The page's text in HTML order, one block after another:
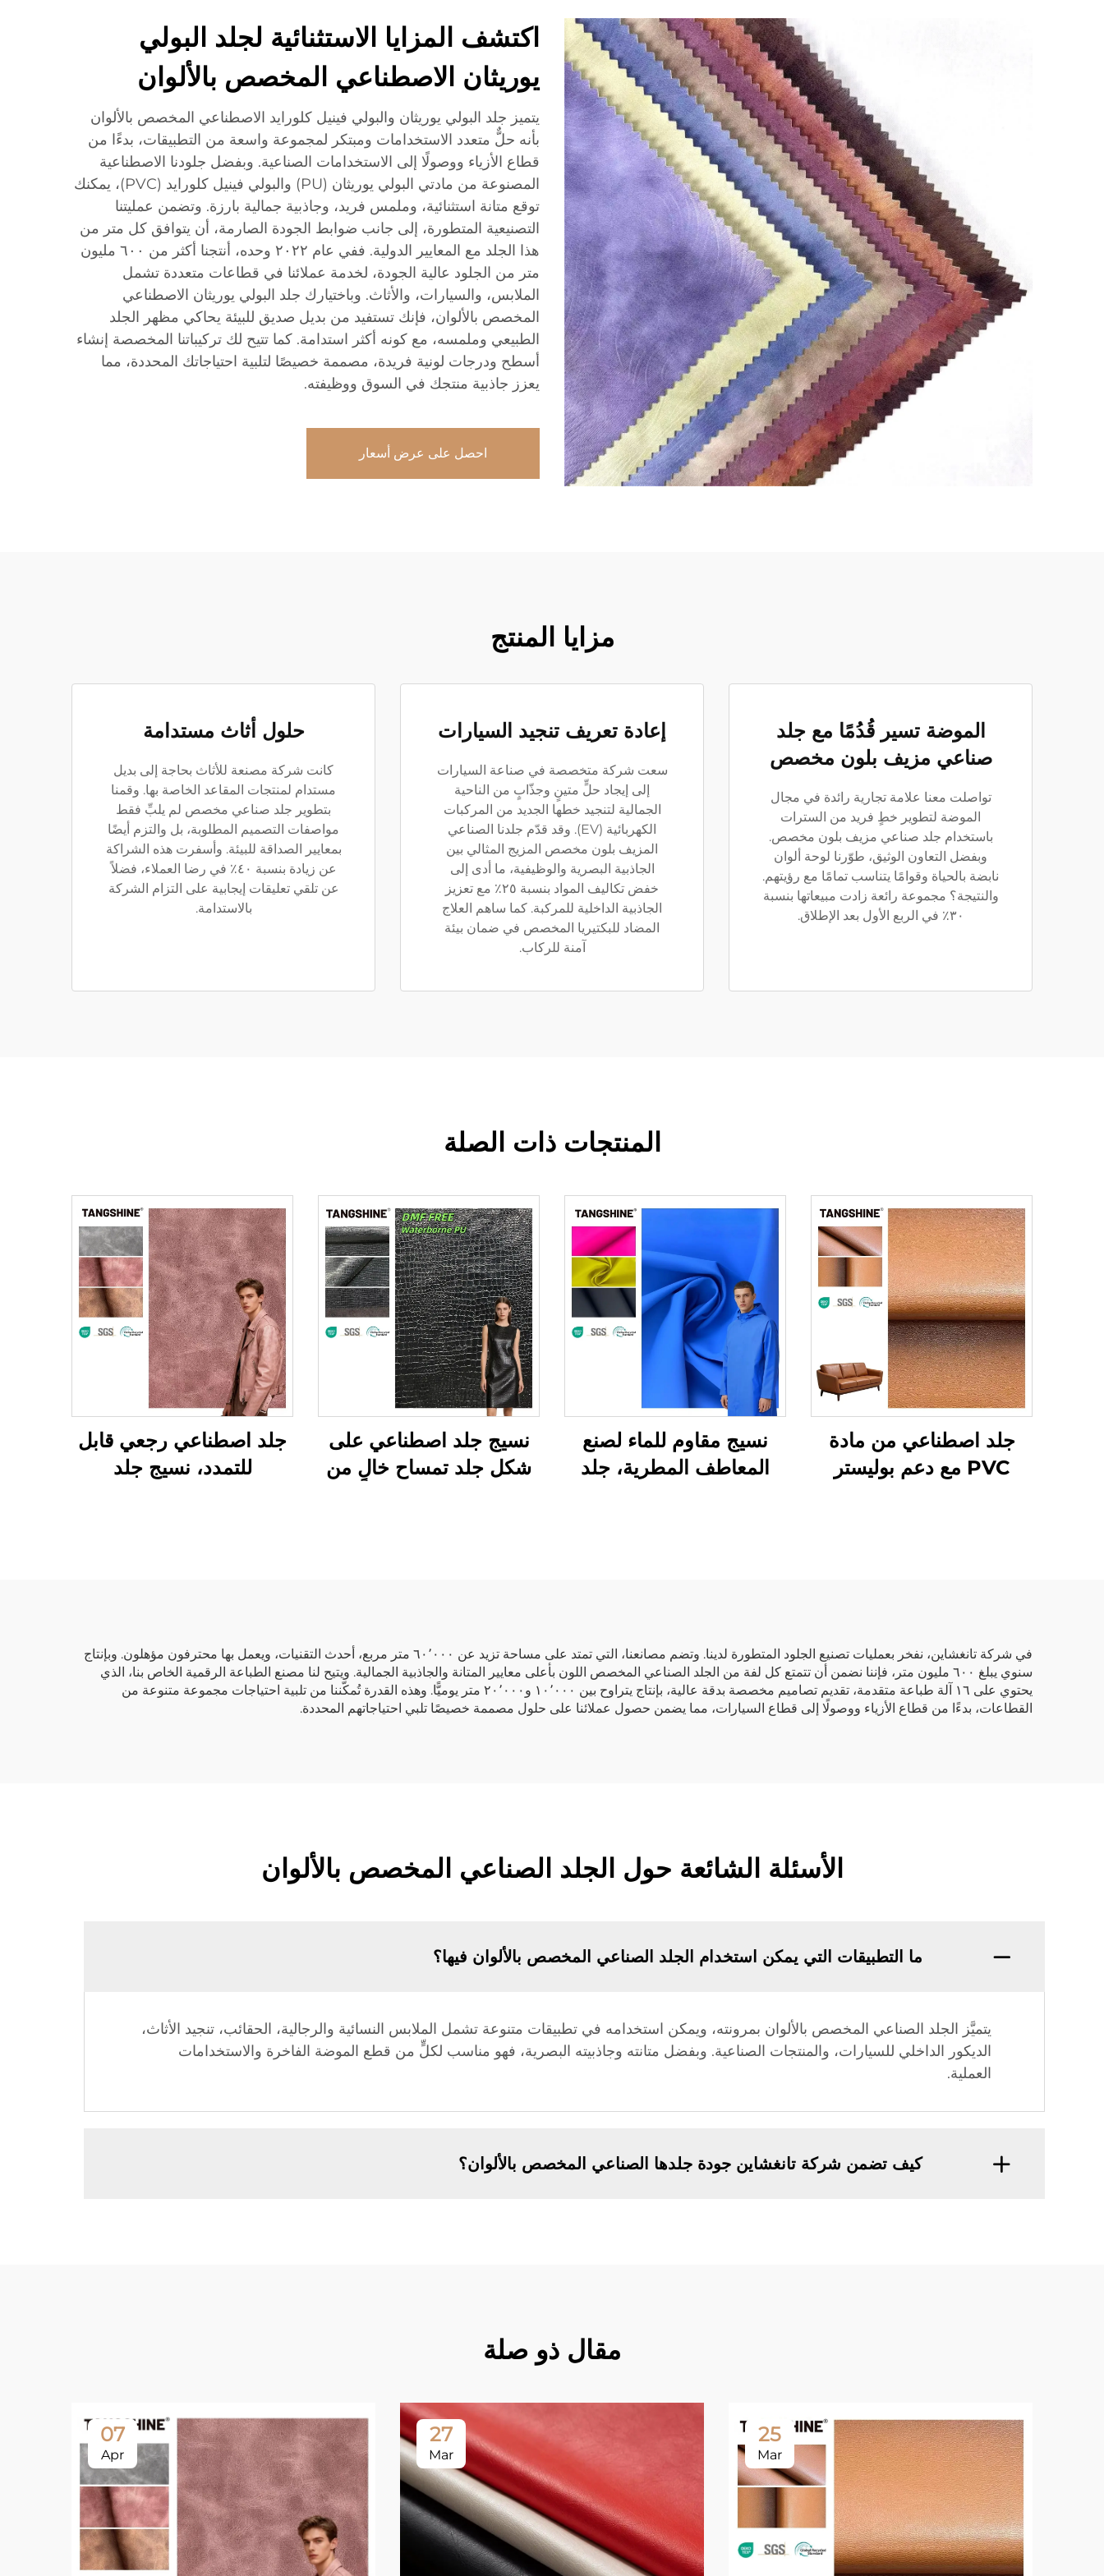
اكتشف المزايا الاستثنائية لجلد البولي
يوريثان الاصطناعي المخصص بالألوان
يتميز جلد البولي يوريثان والبولي فينيل كلورايد الاصطناعي المخصص بالألوان
بأنه حلٌّ متعدد الاستخدامات ومبتكر لمجموعة واسعة من التطبيقات، بدءًا من
قطاع الأزياء ووصولًا إلى الاستخدامات الصناعية. وبفضل جلودنا الاصطناعية
المصنوعة من مادتي البولي يوريثان (PU) والبولي فينيل كلورايد (PVC)، يمكنك
توقع متانة استثنائية، وملمس فريد، وجاذبية جمالية بارزة. وتضمن عمليتنا
التصنيعية المتطورة، إلى جانب ضوابط الجودة الصارمة، أن يتوافق كل متر من
هذا الجلد مع المعايير الدولية. ففي عام ٢٠٢٢ وحده، أنتجنا أكثر من ٦٠٠ مليون
متر من الجلود عالية الجودة، لخدمة عملائنا في قطاعات متعددة تشمل
الملابس، والسيارات، والأثاث. وباختيارك جلد البولي يوريثان الاصطناعي
المخصص بالألوان، فإنك تستفيد من بديل صديق للبيئة يحاكي مظهر الجلد
الطبيعي وملمسه، مع كونه أكثر استدامة. كما تتيح لك تركيباتنا المخصصة إنشاء
أسطح ودرجات لونية فريدة، مصممة خصيصًا لتلبية احتياجاتك المحددة، مما
يعزز جاذبية منتجك في السوق ووظيفته.
احصل على عرض أسعار
مزايا المنتج
الموضة تسير قُدُمًا مع جلد
صناعي مزيف بلون مخصص
تواصلت معنا علامة تجارية رائدة في مجال
الموضة لتطوير خطٍ فريد من السترات
باستخدام جلد صناعي مزيف بلون مخصص.
وبفضل التعاون الوثيق، طوّرنا لوحة ألوان
نابضة بالحياة وقوامًا يتناسب تمامًا مع رؤيتهم.
والنتيجة؟ مجموعة رائعة زادت مبيعاتها بنسبة
٣٠٪ في الربع الأول بعد الإطلاق.
إعادة تعريف تنجيد السيارات
سعت شركة متخصصة في صناعة السيارات
إلى إيجاد حلٍّ متينٍ وجذّابٍ من الناحية
الجمالية لتنجيد خطها الجديد من المركبات
الكهربائية (EV). وقد قدّم جلدنا الصناعي
المزيف بلون مخصص المزيج المثالي بين
الجاذبية البصرية والوظيفية، ما أدى إلى
خفض تكاليف المواد بنسبة ٢٥٪ مع تعزيز
الجاذبية الداخلية للمركبة. كما ساهم العلاج
المضاد للبكتيريا المخصص في ضمان بيئة
آمنة للركاب.
حلول أثاث مستدامة
كانت شركة مصنعة للأثاث بحاجة إلى بديل
مستدام لمنتجات المقاعد الخاصة بها. وقمنا
بتطوير جلد صناعي مخصص لم يلبِّ فقط
مواصفات التصميم المطلوبة، بل والتزم أيضًا
بمعايير الصداقة للبيئة. وأسفرت هذه الشراكة
عن زيادة بنسبة ٤٠٪ في رضا العملاء، فضلاً
عن تلقي تعليقات إيجابية على التزام الشركة
بالاستدامة.
المنتجات ذات الصلة
جلد اصطناعي من مادة
PVC مع دعم بوليستر
نسيج مقاوم للماء لصنع
المعاطف المطرية، جلد
نسيج جلد اصطناعي على
شكل جلد تمساح خالٍ من
جلد اصطناعي رجعي قابل
للتمدد، نسيج جلد
في شركة تانغشاين، نفخر بعمليات تصنيع الجلود المتطورة لدينا. وتضم مصانعنا، التي تمتد على مساحة تزيد عن ٦٠٬٠٠٠ متر مربع، أحدث التقنيات، ويعمل بها محترفون مؤهلون. وبإنتاج
سنوي يبلغ ٦٠٠ مليون متر، فإننا نضمن أن تتمتع كل لفة من الجلد الصناعي المخصص اللون بأعلى معايير المتانة والجاذبية الجمالية. ويتيح لنا مصنع الطباعة الرقمية الخاص بنا، الذي
يحتوي على ١٦ آلة طباعة متقدمة، تقديم تصاميم مخصصة بدقة عالية، بإنتاج يتراوح بين ١٠٬٠٠٠ و٢٠٬٠٠٠ متر يوميًّا. وهذه القدرة تُمكّننا من تلبية احتياجات مجموعة متنوعة من
القطاعات، بدءًا من قطاع الأزياء ووصولًا إلى قطاع السيارات، مما يضمن حصول عملائنا على حلول مصممة خصيصًا تلبي احتياجاتهم المحددة.
الأسئلة الشائعة حول الجلد الصناعي المخصص بالألوان
ما التطبيقات التي يمكن استخدام الجلد الصناعي المخصص بالألوان فيها؟
يتميَّز الجلد الصناعي المخصص بالألوان بمرونته، ويمكن استخدامه في تطبيقات متنوعة تشمل الملابس النسائية والرجالية، الحقائب، تنجيد الأثاث،
الديكور الداخلي للسيارات، والمنتجات الصناعية. وبفضل متانته وجاذبيته البصرية، فهو مناسب لكلٍّ من قطع الموضة الفاخرة والاستخدامات
العملية.
كيف تضمن شركة تانغشاين جودة جلدها الصناعي المخصص بالألوان؟
مقال ذو صلة
25
Mar
27
Mar
07
Apr